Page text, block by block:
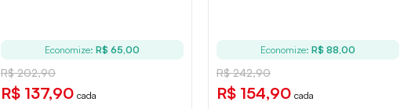
Economize: R$ 65,00
R$ 202,90
R$ 137,90 cada
Economize: R$ 88,00
R$ 242,90
R$ 154,90 cada